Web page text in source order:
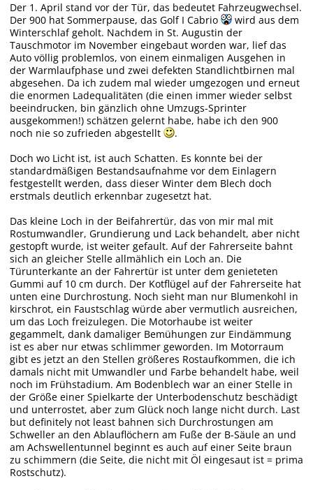
Der 1. April stand vor der Tür, das bedeutet Fahrzeugwechsel.
Der 900 hat Sommerpause, das Golf I Cabrio
wird aus dem
Winterschlaf geholt. Nachdem in St. Augustin der
Tauschmotor im November eingebaut worden war, lief das
Auto völlig problemlos, von einem einmaligen Ausgehen in
der Warmlaufphase und zwei defekten Standlichtbirnen mal
abgesehen. Da ich zudem mal wieder umgezogen und erneut
die enormen Ladequalitäten (die einen immer wieder selbst
beeindrucken, bin gänzlich ohne Umzugs-Sprinter
ausgekommen!) schätzen gelernt habe, habe ich den 900
noch nie so zufrieden abgestellt
.
Doch wo Licht ist, ist auch Schatten. Es konnte bei der
standardmäßigen Bestandsaufnahme vor dem Einlagern
festgestellt werden, dass dieser Winter dem Blech doch
erstmals deutlich erkennbar zugesetzt hat.
Das kleine Loch in der Beifahrertür, das von mir mal mit
Rostumwandler, Grundierung und Lack behandelt, aber nicht
gestopft wurde, ist weiter gefault. Auf der Fahrerseite bahnt
sich an gleicher Stelle allmählich ein Loch an. Die
Türunterkante an der Fahrertür ist unter dem genieteten
Gummi auf 10 cm durch. Der Kotflügel auf der Fahrerseite hat
unten eine Durchrostung. Noch sieht man nur Blumenkohl in
kirschrot, ein Faustschlag würde aber vermutlich ausreichen,
um das Loch freizulegen. Die Motorhaube ist weiter
gegammelt, dank damaliger Bemühungen zur Eindämmung
ist es aber nur etwas schlimmer geworden. Im Motorraum
gibt es jetzt an den Stellen größeres Rostaufkommen, die ich
damals nicht mit Umwandler und Farbe behandelt habe, weil
noch im Frühstadium. Am Bodenblech war an einer Stelle in
der Größe einer Spielkarte der Unterbodenschutz beschädigt
und unterrostet, aber zum Glück noch lange nicht durch. Last
but definitely not least bahnen sich Durchrostungen am
Schweller an den Ablauflöchern am Fuße der B-Säule an und
am Achswellentunnel beginnt es auch auf einer Seite braun
zu schimmern (die Seite, die nicht mit Öl eingesaut ist = prima
Rostschutz).